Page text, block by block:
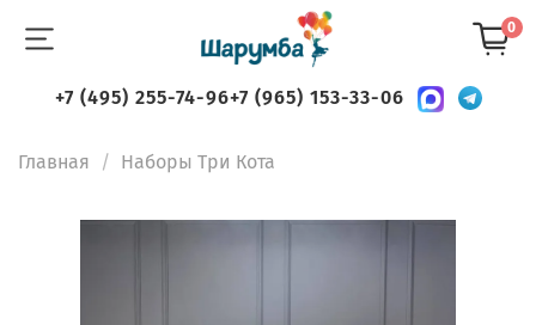
0
+7 (495) 255-74-96+7 (965) 153-33-06
Главная Наборы Три Кота